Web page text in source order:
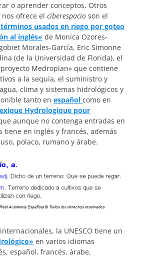
o aprender conceptos. Otros
ofrece el ciberespacio son el
usados en riego por goteo
al inglés» de Monica Ozores-
Morales-García, Eric Simonne
(de la Universidad de Florida), el
Medroplan» que contiene
a la sequía, el suministro y
clima y sistemas hidrológicos y
tanto en español como en
Hydrologique pour
aunque no contenga entradas en
tiene en inglés y francés, además
polaco, rumano y árabe.
la UNESCO tiene un
en varios idiomas
español, francés, árabe,